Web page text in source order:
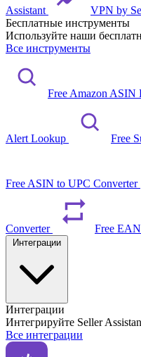
Assistant
VPN by
Бесплатные инструменты
Используйте наши
Все инструменты
Free Amazon ASIN
Alert Lookup Free
Free ASIN to UPC Converter
Converter Free
Интеграции
Интегрируйте Seller
Все интеграции